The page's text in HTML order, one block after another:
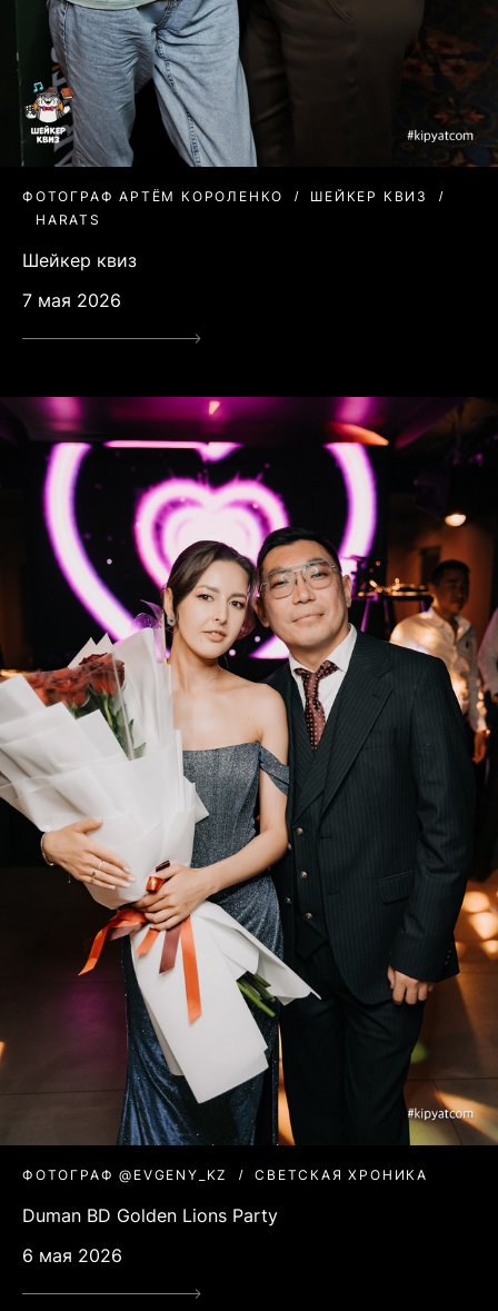
ФОТОГРАФ АРТЁМ КОРОЛЕНКО
ШЕЙКЕР КВИЗ
HARATS
Шейкер квиз
7 мая 2026
ФОТОГРАФ @EVGENY_KZ СВЕТСКАЯ ХРОНИКА
Duman BD Golden Lions Party
6 мая 2026